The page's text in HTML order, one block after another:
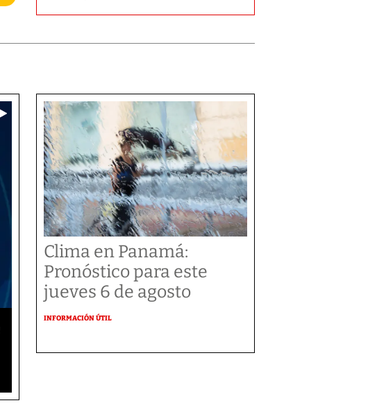
Clima en Panamá:
Pronóstico para este
jueves 6 de agosto
INFORMACIÓN ÚTIL